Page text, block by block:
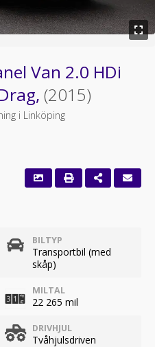
Van 2.0 HDi
(2015)
i Linköping
BILTYP
Transportbil (med
skåp)
MILTAL
22 265 mil
DRIVHJUL
Tvåhjulsdriven